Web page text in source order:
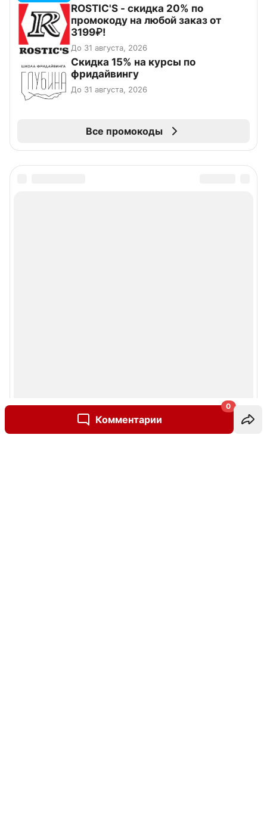
Комментарии
0
ROSTIC'S - скидка 20% по
промокоду на любой заказ от
3199₽!
До 31 августа, 2026
Скидка 15% на курсы по
фридайвингу
До 31 августа, 2026
Все промокоды